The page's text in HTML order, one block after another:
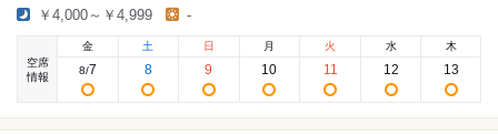
￥4,000～￥4,999 -
空席
情報
金
8/7
土
8
日
9
月
10
火
11
水
12
木
13